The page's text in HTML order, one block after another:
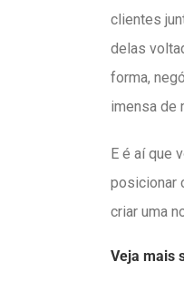
clientes
delas
forma,
imensa de
E é aí que
posicionar
criar uma
Veja mais